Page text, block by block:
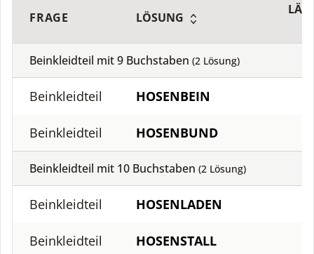
FRAGE LÖSUNG
Beinkleidteil mit9 Buchstaben (2 Lösung)
Beinkleidteil HOSENBEIN
Beinkleidteil HOSENBUND
Beinkleidteil mit 10 Buchstaben (2 Lösung)
Beinkleidteil HOSENLADEN
Beinkleidteil HOSENSTALL